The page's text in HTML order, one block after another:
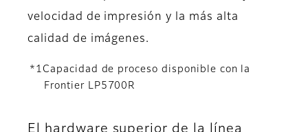
velocidad de impresión y la más alta
calidad de imágenes.
*1Capacidad de proceso disponible con la
Frontier LP5700R
El hardware superior de la línea